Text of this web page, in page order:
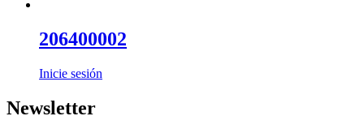
206400002
Inicie sesión
Newsletter